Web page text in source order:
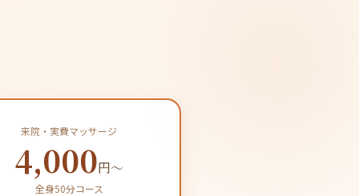
来院・実費マッサージ
4,000円〜
全身50分コース